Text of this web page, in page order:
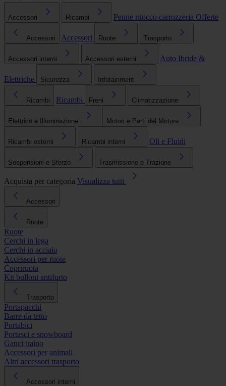
Accessori Ricambi Penne ritocco carrozzeria Offerte
Accessori Accessori Ruote Trasporto
Accessori interni Accessori esterni Auto Ibride &
Elettriche Sicurezza Infotainment
Ricambi Ricambi Freni Climatizzazione
Elettrico e Illuminazione Motori e Parti del Motore
Ricambi esterni Ricambi interni Oli e Fluidi
Sospensioni e Sterzo Trasmissione e Trazione
Acquista per categoria Visualizza tutti
Accessori
Ruote
Ruote
Cerchi in lega
Cerchi in acciaio
Accessori per ruote
Copriruota
Kit bulloni antifurto
Trasporto
Portapacchi
Barre da tetto
Portabici
Portasci e snowboard
Ganci traino
Accessori per animali
Altri accessori trasporto
Accessori interni